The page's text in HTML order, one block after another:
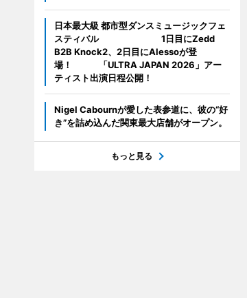
日本最大級 都市型ダンスミュージックフェ
スティバル 1日目にZedd
B2B Knock2、2日目にAlessoが登
場！ 「ULTRA JAPAN 2026」アー
ティスト出演日程公開！
Nigel Cabournが愛した表参道に、彼の“好
き”を詰め込んだ関東最大店舗がオープン。
もっと見る